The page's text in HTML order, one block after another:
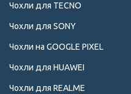
Чохли для TECNO
Чохли для SONY
Чохли на GOOGLE PIXEL
Чохли для HUAWEI
Чохли для REALME